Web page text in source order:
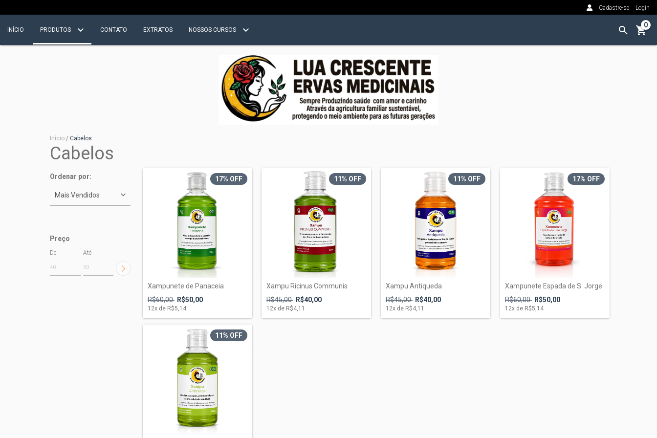
Cadastre-se Login
INÍCIO PRODUTOS CONTATO EXTRATOS NOSSOS CURSOS
0
Início / Cabelos
Cabelos
Ordenar por:
Preço
De Até
17% OFF
Xampunete de Panaceia
R$60,00 R$50,00
12x de R$5,14
11% OFF
Xampu Ricinus Communis
R$45,00 R$40,00
12x de R$4,11
11% OFF
Xampu Antiqueda
R$45,00 R$40,00
12x de R$4,11
17% OFF
Xampunete Espada de S. Jorge
R$60,00 R$50,00
12x de R$5,14
11% OFF